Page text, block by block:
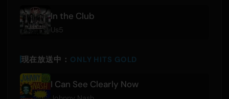
In the Club
Us5
現在放送中： ONLY HITS GOLD
I Can See Clearly Now